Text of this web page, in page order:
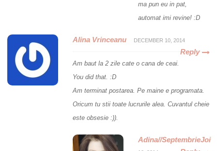
ma pun eu in pat,
automat imi revine! :D
Alina Vrinceanu DECEMBER 10, 2014
Reply
Am baut la 2 zile cate o cana de ceai.
You did that. :D
Am terminat postarea. Pe maine e programata.
Oricum tu stii toate lucrurile alea. Cuvantul cheie
este obsesie :)).
Adina//SeptembrieJoi